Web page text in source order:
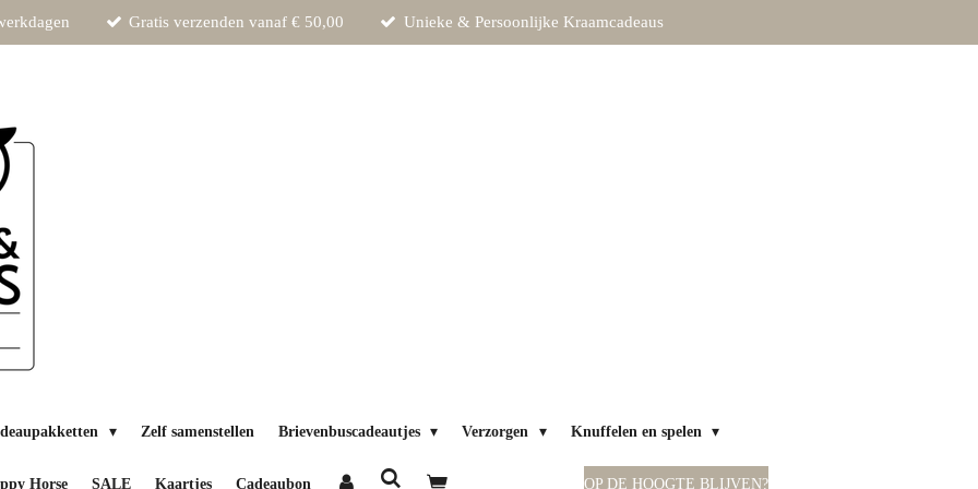
Gratis verzenden vanaf € 50,00 Unieke & Persoonlijke Kraamcadeaus
Zelf samenstellen Brievenbuscadeautjes Verzorgen Knuffelen en spelen
Horse SALE Kaartjes Cadeaubon OP DE HOOGTE BLIJVEN?